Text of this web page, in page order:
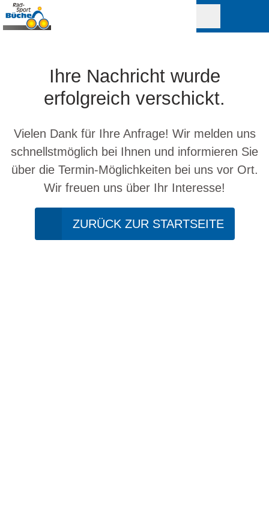
Ihre Nachricht wurde
erfolgreich verschickt.
Vielen Dank für Ihre Anfrage! Wir melden uns
schnellstmöglich bei Ihnen und informieren Sie
über die Termin-Möglichkeiten bei uns vor Ort.
Wir freuen uns über Ihr Interesse!
ZURÜCK ZUR STARTSEITE